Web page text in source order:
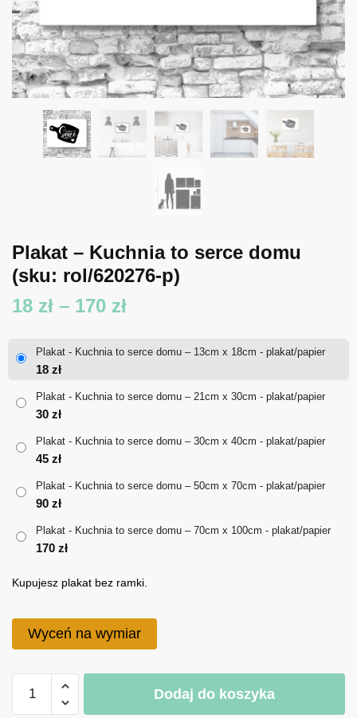
Plakat – Kuchnia to serce domu
(sku: rol/620276-p)
18 zł – 170 złZakres
18 zł
Plakat - Kuchnia to serce domu – 13cm x 18cm - plakat/papier
18 zł
Plakat - Kuchnia to serce domu – 21cm x 30cm - plakat/papier
30 zł
Plakat - Kuchnia to serce domu – 30cm x 40cm - plakat/papier
45 zł
Plakat - Kuchnia to serce domu – 50cm x 70cm - plakat/papier
90 zł
Plakat - Kuchnia to serce domu – 70cm x 100cm - plakat/papier
170 zł
Kupujesz plakat bez ramki.
Wyceń na wymiar
Plakat
Dodaj do koszyka